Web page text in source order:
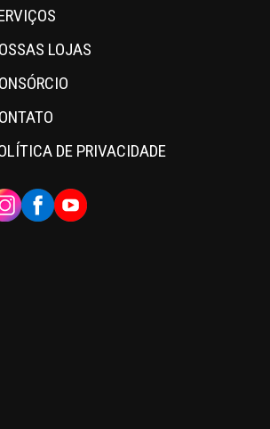
LOJAS
DE PRIVACIDADE
INSTAGRAM
FACEBOOK
YOUTUBE